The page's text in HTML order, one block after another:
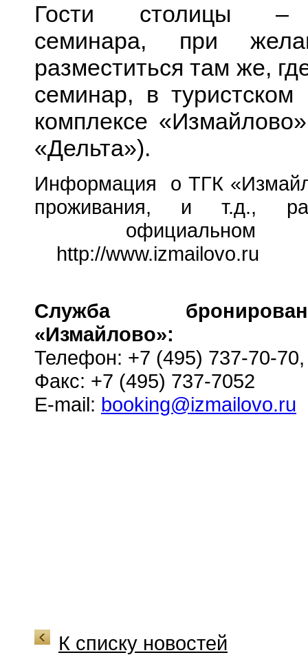
Гости столицы –
семинара, при
разместиться там же,
семинар, в туристском
комплексе
«Дельта»).
Информация о ТГК
проживания, и т.д.,
официальном
http://www.izmailovo.ru
Служба
«Измайлово»:
Телефон: +7 (495) 737-70-
Факс: +7 (495) 737-7052
E-mail: booking@izmailovo.ru
К списку новостей